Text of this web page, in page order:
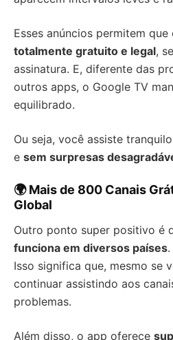
Esses anúncios permitem
totalmente gratuito e legal,
assinatura. E, diferente das
outros apps, o Google TV
equilibrado.
Ou seja, você assiste
e sem surpresas
🌍 Mais de 800 Canais
Global
Outro ponto super positivo é
funciona em diversos países.
Isso significa que, mesmo se
continuar assistindo aos
problemas.
Além disso, o app oferece